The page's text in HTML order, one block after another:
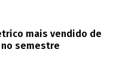
mais vendido de
semestre